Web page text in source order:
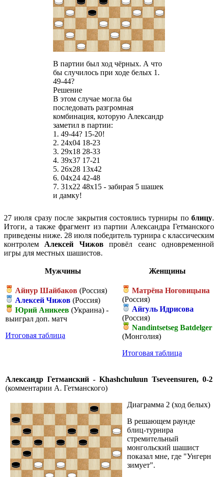
В партии был ход чёрных. А что
бы случилось при ходе белых 1.
49-44?
Решение
В этом случае могла бы
последовать разгромная
комбинация, которую Александр
заметил в партии:
1. 49-44? 15-20!
2. 24х04 18-23
3. 29х18 28-33
4. 39х37 17-21
5. 26х28 13х42
6. 04х24 42-48
7. 31х22 48х15 - забирая 5 шашек
и дамку!
27 июля сразу после закрытия состоялись турниры по блицу.
Итоги, а также фрагмент из партии Александра Гетманского
приведены ниже. 28 июля победитель турнира с классическим
контролемАлексей Чижовпровёл сеанс одновременной
игры для местных шашистов.
Мужчины Женщины
Айнур Шайбаков (Россия)
Алексей Чижов (Россия)
Юрий Аникеев (Украина) -
выиграл доп. матч
Итоговая таблица
Матрёна Ноговицына
(Россия)
Айгуль Идрисова
(Россия)
Nandintsetseg Batdelger
(Монголия)
Итоговая таблица
Александр Гетманский - Khashchuluun Tseveensuren, 0-2
(комментарии А. Гетманского)
Диаграмма 2 (ход белых)
В решающем раунде
блиц-турнира
стремительный
монгольский шашист
показал мне, где "Унгерн
зимует".